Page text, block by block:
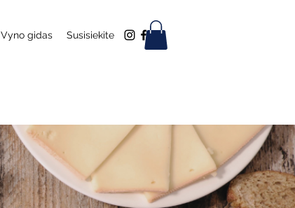
Vyno gidas Susisiekite